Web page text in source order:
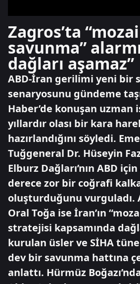
Zagros’ta
savunma”
dağları aşamaz”
ABD-İran gerilimi yeni bir
senaryosunu gündeme
Haber’de konuşan uzman
yıllardır olası bir kara
hazırlandığını söyledi.
Tuğgeneral Dr. Hüseyin
Elburz Dağları’nın ABD için
derece zor bir coğrafi
oluşturduğunu vurguladı.
Oral Toğa ise İran’ın
stratejisi kapsamında
kurulan üsler ve SİHA
dev bir savunma hattına
anlattı. Hürmüz